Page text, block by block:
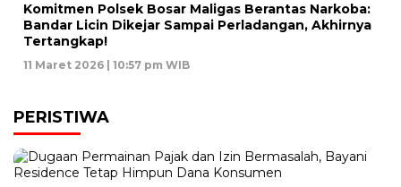
Komitmen Polsek Bosar Maligas Berantas Narkoba:
Bandar Licin Dikejar Sampai Perladangan, Akhirnya
Tertangkap!
11 Maret 2026 | 10:57 pm WIB
PERISTIWA